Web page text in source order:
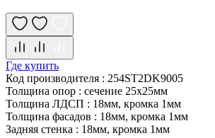
Где купить
Код производителя : 254ST2DK9005
Толщина опор : сечение 25х25мм
Толщина ЛДСП : 18мм, кромка 1мм
Толщина фасадов : 18мм, кромка 1мм
Задняя стенка : 18мм, кромка 1мм